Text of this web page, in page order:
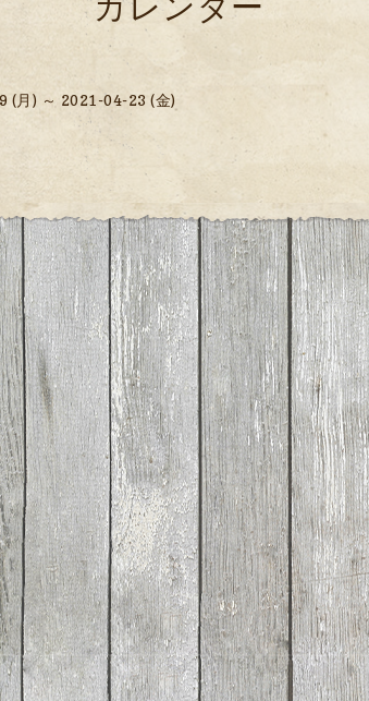
(月) ～ 2021-04-23 (金)